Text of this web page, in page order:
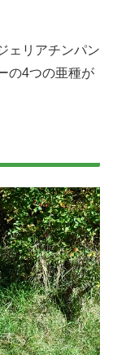
ェリアチンパン
の4つの亜種が